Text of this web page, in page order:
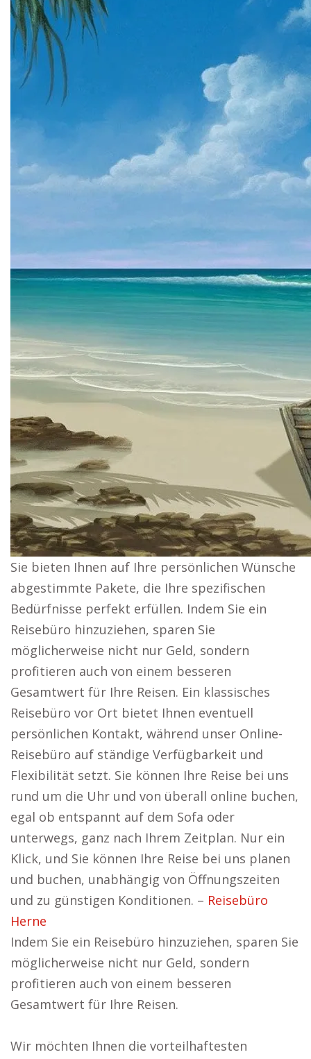
Sie bieten Ihnen auf Ihre persönlichen Wünsche
abgestimmte Pakete, die Ihre spezifischen
Bedürfnisse perfekt erfüllen. Indem Sie ein
Reisebüro hinzuziehen, sparen Sie
möglicherweise nicht nur Geld, sondern
profitieren auch von einem besseren
Gesamtwert für Ihre Reisen. Ein klassisches
Reisebüro vor Ort bietet Ihnen eventuell
persönlichen Kontakt, während unser Online-
Reisebüro auf ständige Verfügbarkeit und
Flexibilität setzt. Sie können Ihre Reise bei uns
rund um die Uhr und von überall online buchen,
egal ob entspannt auf dem Sofa oder
unterwegs, ganz nach Ihrem Zeitplan. Nur ein
Klick, und Sie können Ihre Reise bei uns planen
und buchen, unabhängig von Öffnungszeiten
und zu günstigen Konditionen. – Reisebüro
Herne
Indem Sie ein Reisebüro hinzuziehen, sparen Sie
möglicherweise nicht nur Geld, sondern
profitieren auch von einem besseren
Gesamtwert für Ihre Reisen.
Wir möchten Ihnen die vorteilhaftesten